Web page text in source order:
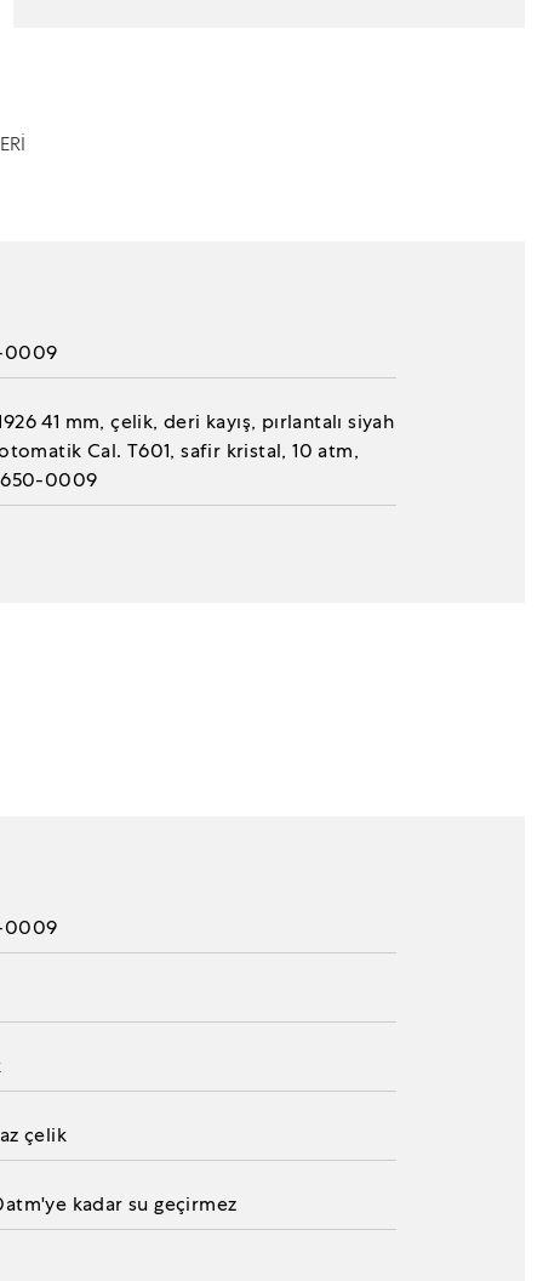
0009
41 mm, çelik, deri kayış, pırlantalı siyah
Cal. T601, safir kristal, 10 atm,
0009
0009
çelik
kadar su geçirmez